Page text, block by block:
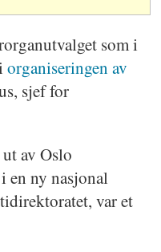
som i
organiseringen av
sjef for
av Oslo
ny nasjonal
var et